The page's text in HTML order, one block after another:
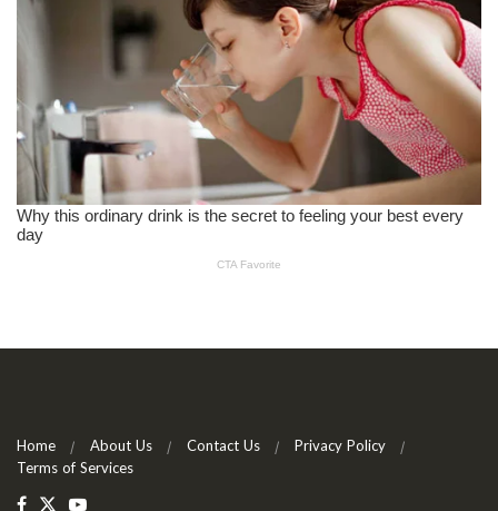
Home About Us Contact Us
Privacy Policy
Terms of Services